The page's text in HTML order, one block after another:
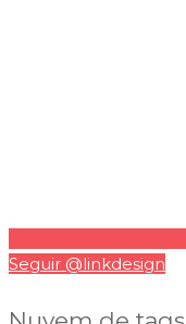
Seguir @linkdesign